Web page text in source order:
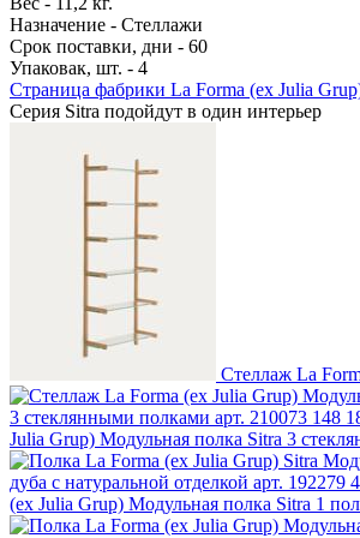
Назначение - Стеллажи
Срок поставки, дни - 60
Упаковак, шт. - 4
Страница фабрики La Forma (ех Julia
Серия Sitra подойдут в один интерьер
Стеллаж La
3 стеклянными полками арт. 210073 148
Julia Grup) Модульная полка Sitra 3
дуба с натуральной отделкой арт. 192279
(ех Julia Grup) Модульная полка Sitra 1